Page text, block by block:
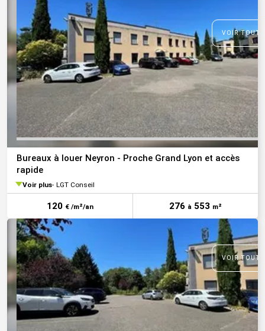
VOIR
Bureaux à louer Neyron - Proche Grand Lyon et accès
rapide
Voir plus LGT Conseil
120 € /m²/an 276 à 553 m²
VOIR